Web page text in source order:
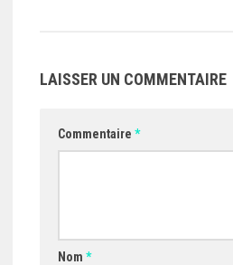
LAISSER UN COMMENTAIRE
Commentaire *
Nom *